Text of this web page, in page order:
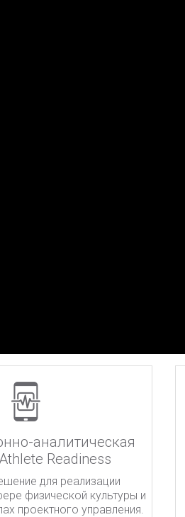
аналитическая
Readiness
для реализации
физической культуры и
проектного управления.